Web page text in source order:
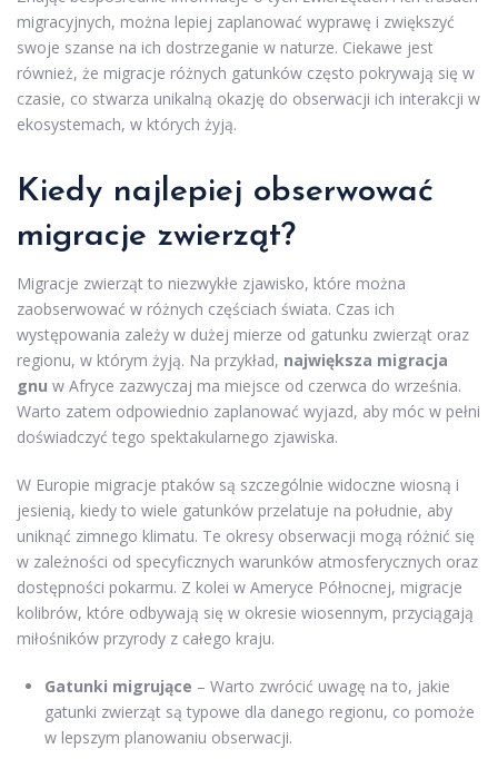
migracyjnych, można lepiej zaplanować wyprawę i zwiększyć
swoje szanse na ich dostrzeganie w naturze. Ciekawe jest
również, że migracje różnych gatunków często pokrywają się w
czasie, co stwarza unikalną okazję do obserwacji ich interakcji w
ekosystemach, w których żyją.
Kiedy najlepiej obserwować
migracje zwierząt?
Migracje zwierząt to niezwykłe zjawisko, które można
zaobserwować w różnych częściach świata. Czas ich
występowania zależy w dużej mierze od gatunku zwierząt oraz
regionu, w którym żyją. Na przykład, największa migracja
gnu w Afryce zazwyczaj ma miejsce od czerwca do września.
Warto zatem odpowiednio zaplanować wyjazd, aby móc w pełni
doświadczyć tego spektakularnego zjawiska.
W Europie migracje ptaków są szczególnie widoczne wiosną i
jesienią, kiedy to wiele gatunków przelatuje na południe, aby
uniknąć zimnego klimatu. Te okresy obserwacji mogą różnić się
w zależności od specyficznych warunków atmosferycznych oraz
dostępności pokarmu. Z kolei w Ameryce Północnej, migracje
kolibrów, które odbywają się w okresie wiosennym, przyciągają
miłośników przyrody z całego kraju.
Gatunki migrujące – Warto zwrócić uwagę na to, jakie
gatunki zwierząt są typowe dla danego regionu, co pomoże
w lepszym planowaniu obserwacji.